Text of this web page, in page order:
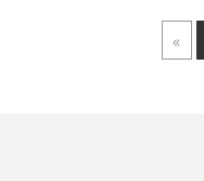
«